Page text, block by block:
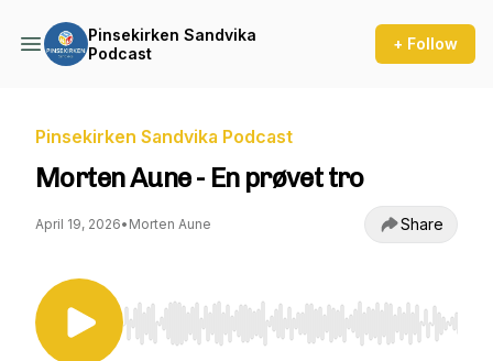
Pinsekirken Sandvika
Podcast
+ Follow
Pinsekirken Sandvika Podcast
Morten Aune - En prøvet tro
April 19, 2026• Morten Aune Share
Use Left/Right to seek, Home/End to jump to